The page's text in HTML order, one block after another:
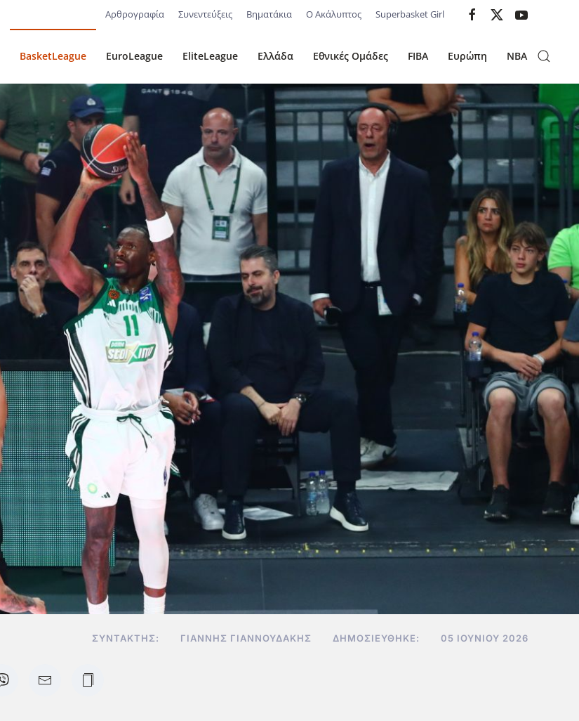
Αρθρογραφία Συνεντεύξεις Βηματάκια Ο Ακάλυπτος Superbasket Girl
BasketLeague EuroLeague EliteLeague Ελλάδα Εθνικές Ομάδες FIBA Ευρώπη NBA
ΣΥΝΤΆΚΤΗΣ: ΓΙΆΝΝΗΣ ΓΙΑΝΝΟΥΔΆΚΗΣ ΔΗΜΟΣΙΕΎΘΗΚΕ: 05 ΙΟΥΝΊΟΥ 2026